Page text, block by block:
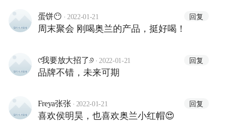
蛋饼😶 · 2022-01-21 回复
周末聚会 刚喝奥兰的产品，挺好喝！
୯我要放大招了୬ · 2022-01-21 回复
品牌不错，未来可期
Freya张张 · 2022-01-21 回复
喜欢侯明昊，也喜欢奥兰小红帽😍